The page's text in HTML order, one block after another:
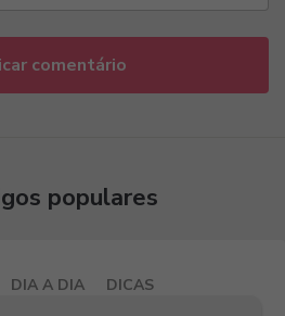
populares
DIA A DIA DICAS